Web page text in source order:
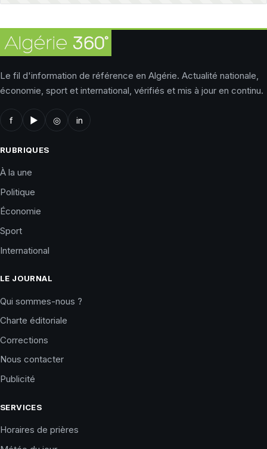
Le fil d'information de référence en Algérie. Actualité nationale,
économie, sport et international, vérifiés et mis à jour en continu.
f ▶ ◎ in
RUBRIQUES
À la une
Politique
Économie
Sport
International
LE JOURNAL
Qui sommes-nous ?
Charte éditoriale
Corrections
Nous contacter
Publicité
SERVICES
Horaires de prières